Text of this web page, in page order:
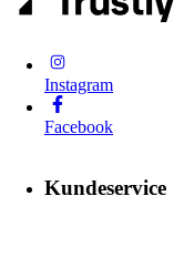
Instagram
Facebook
Kundeservice